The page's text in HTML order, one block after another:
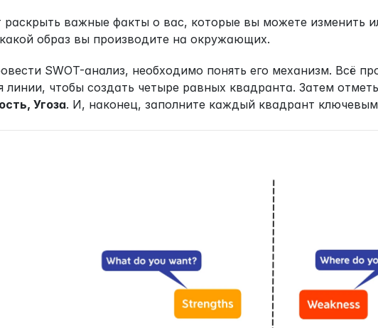
раскрыть важные факты о вас, которые вы можете изменить
образ вы производите на окружающих.
SWOT-анализ, необходимо понять его механизм. Всё
линии, чтобы создать четыре равных квадранта. Затем
Угоза. И, наконец, заполните каждый квадрант